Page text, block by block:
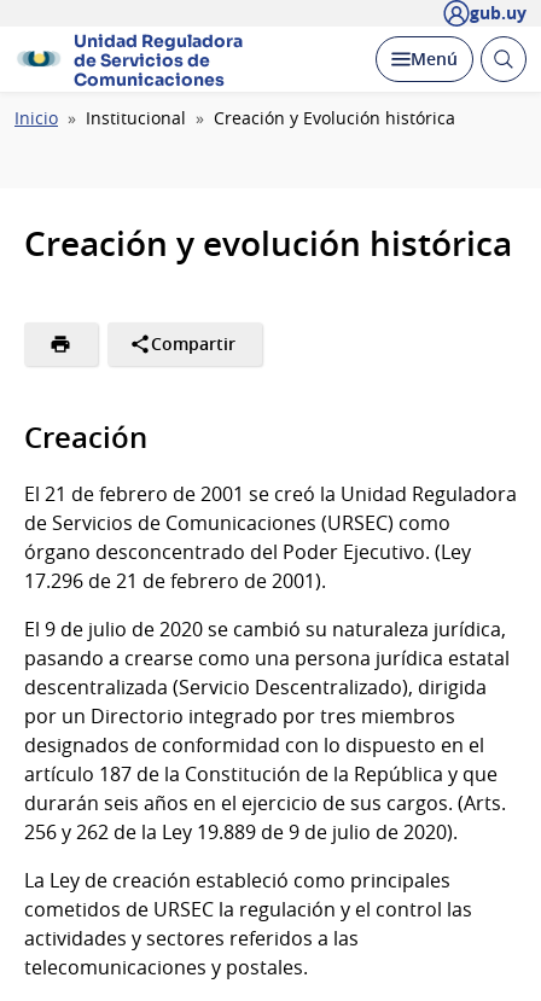
gub.uy
Unidad Reguladora
de Servicios de
Comunicaciones
Desplegar
Menú Abrir
Ruta
Inicio Institucional Creación y Evolución histórica
Creación y evolución histórica
Compartir
Creación
El 21 de febrero de 2001 se creó la Unidad Reguladora
de Servicios de Comunicaciones (URSEC) como
órgano desconcentrado del Poder Ejecutivo. (Ley
17.296 de 21 de febrero de 2001).
El 9 de julio de 2020 se cambió su naturaleza jurídica,
pasando a crearse como una persona jurídica estatal
descentralizada (Servicio Descentralizado), dirigida
por un Directorio integrado por tres miembros
designados de conformidad con lo dispuesto en el
artículo 187 de la Constitución de la República y que
durarán seis años en el ejercicio de sus cargos. (Arts.
256 y 262 de la Ley 19.889 de 9 de julio de 2020).
La Ley de creación estableció como principales
cometidos de URSEC la regulación y el control las
actividades y sectores referidos a las
telecomunicaciones y postales.